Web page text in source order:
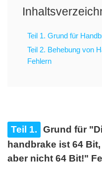
Teil 1. Grund für
Teil 2. Behebung von
Fehlern
Teil 1.
Grund für
handbrake ist 64
aber nicht 64 Bit!"